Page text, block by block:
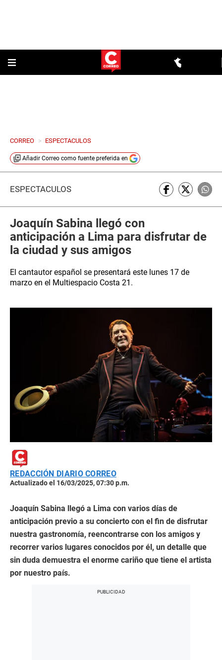
CORREO > ESPECTACULOS
Añadir Correo como fuente preferida en
ESPECTÁCULOS
Joaquín Sabina llegó con
anticipación a Lima para disfrutar de
la ciudad y sus amigos
El cantautor español se presentará este lunes 17 de
marzo en el Multiespacio Costa 21.
REDACCIÓN DIARIO CORREO
Actualizado el 16/03/2025, 07:30 p.m.
Joaquín Sabina llegó a Lima con varios días de
anticipación previo a su concierto con el fin de disfrutar
nuestra gastronomía, reencontrarse con los amigos y
recorrer varios lugares conocidos por él, un detalle que
sin duda demuestra el enorme cariño que tiene el artista
por nuestro país.